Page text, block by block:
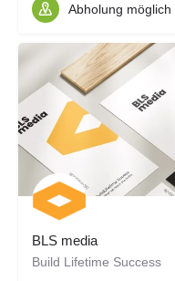
Abholung möglich
BLS media
Build Lifetime Success